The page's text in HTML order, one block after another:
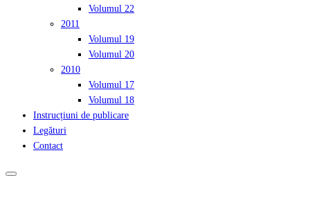
Volumul 22
2011
Volumul 19
Volumul 20
2010
Volumul 17
Volumul 18
Instrucțiuni de publicare
Legături
Contact